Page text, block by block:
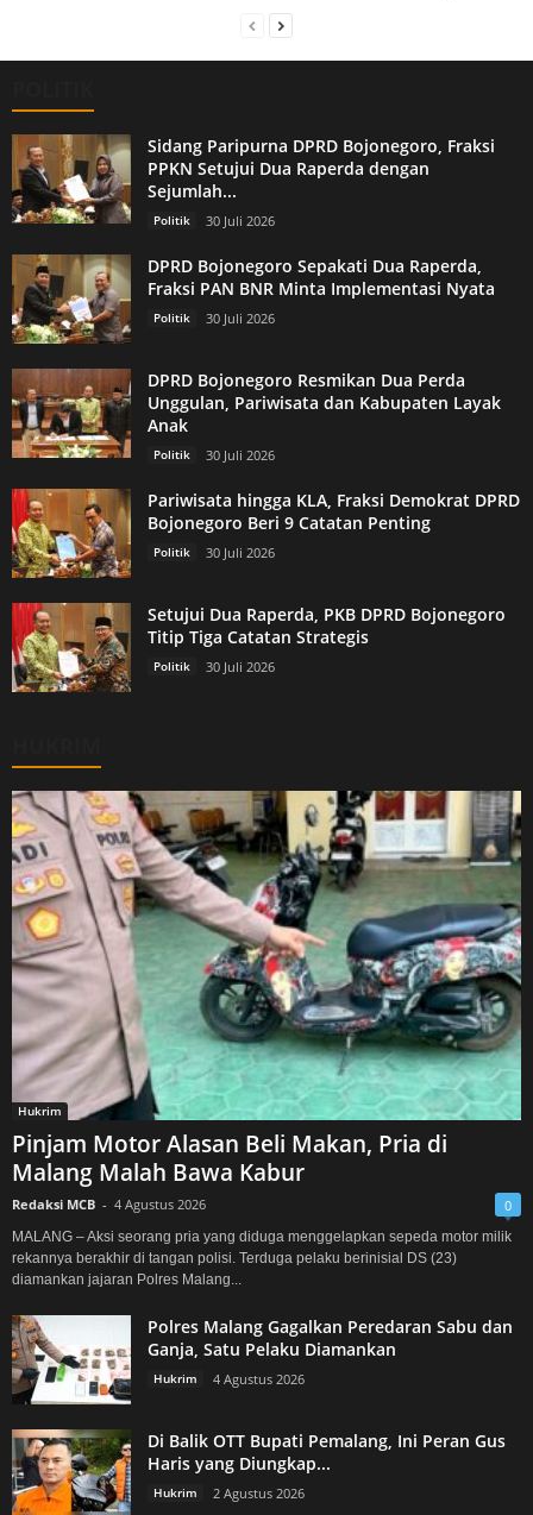
Sidang Paripurna DPRD Bojonegoro, Fraksi
PPKN Setujui Dua Raperda dengan
Sejumlah...
Politik 30 Juli 2026
DPRD Bojonegoro Sepakati Dua Raperda,
Fraksi PAN BNR Minta Implementasi Nyata
Politik 30 Juli 2026
DPRD Bojonegoro Resmikan Dua Perda
Unggulan, Pariwisata dan Kabupaten Layak
Anak
Politik 30 Juli 2026
Pariwisata hingga KLA, Fraksi Demokrat DPRD
Bojonegoro Beri 9 Catatan Penting
Politik 30 Juli 2026
Setujui Dua Raperda, PKB DPRD Bojonegoro
Titip Tiga Catatan Strategis
Politik 30 Juli 2026
Hukrim
Pinjam Motor Alasan Beli Makan, Pria di
Malang Malah Bawa Kabur
Redaksi MCB - 4 Agustus 2026 0
MALANG – Aksi seorang pria yang diduga menggelapkan sepeda motor milik
rekannya berakhir di tangan polisi. Terduga pelaku berinisial DS (23)
diamankan jajaran Polres Malang...
Polres Malang Gagalkan Peredaran Sabu dan
Ganja, Satu Pelaku Diamankan
Hukrim 4 Agustus 2026
Di Balik OTT Bupati Pemalang, Ini Peran Gus
Haris yang Diungkap...
Hukrim 2 Agustus 2026